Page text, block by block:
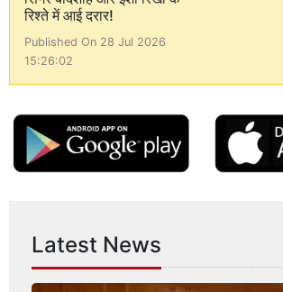
रिश्ते में आई दरार!
Published On 28 Jul 2026
15:26:02
Latest News